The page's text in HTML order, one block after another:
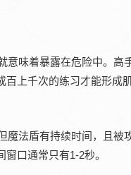
意味着暴露在危险中。
上千次的练习才能形成肌
魔法盾有持续时间，且
口通常只有1-2秒。